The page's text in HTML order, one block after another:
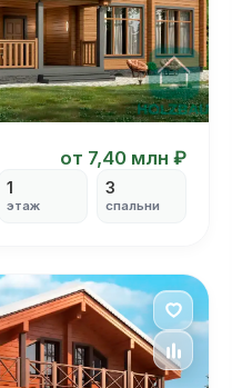
от 7,40 млн ₽
1
этаж
3
спальни